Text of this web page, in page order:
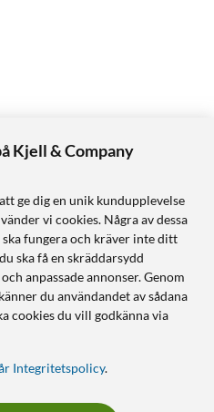
Kjell & Company
ge dig en unik kundupplevelse
vi cookies. Några av dessa
fungera och kräver inte ditt
ska få en skräddarsydd
anpassade annonser. Genom
du användandet av sådana
cookies du vill godkänna via
Integritetspolicy.